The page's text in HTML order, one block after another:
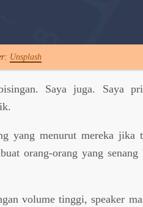
Unsplash
Saya juga. Saya
yang menurut mereka jika
orang-orang yang senang
volume tinggi, speaker